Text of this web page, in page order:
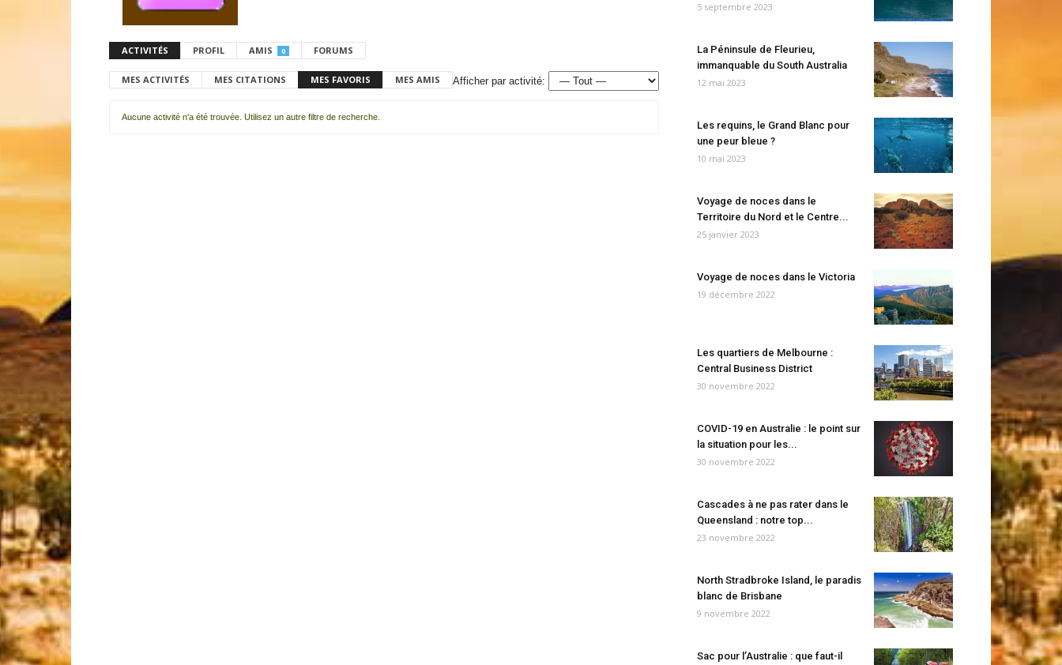
ACTIVITÉS PROFIL AMIS 0 FORUMS
MES ACTIVITÉS MES CITATIONS MES FAVORIS MES AMIS Afficher par activité:
Aucune activité n'a été trouvée. Utilisez un autre filtre de recherche.
5 septembre 2023
La Péninsule de Fleurieu,
immanquable du South Australia
12 mai 2023
Les requins, le Grand Blanc pour
une peur bleue ?
10 mai 2023
Voyage de noces dans le
Territoire du Nord et le Centre...
25 janvier 2023
Voyage de noces dans le Victoria
19 décembre 2022
Les quartiers de Melbourne :
Central Business District
30 novembre 2022
COVID-19 en Australie : le point sur
la situation pour les...
30 novembre 2022
Cascades à ne pas rater dans le
Queensland : notre top...
23 novembre 2022
North Stradbroke Island, le paradis
blanc de Brisbane
9 novembre 2022
Sac pour l’Australie : que faut-il